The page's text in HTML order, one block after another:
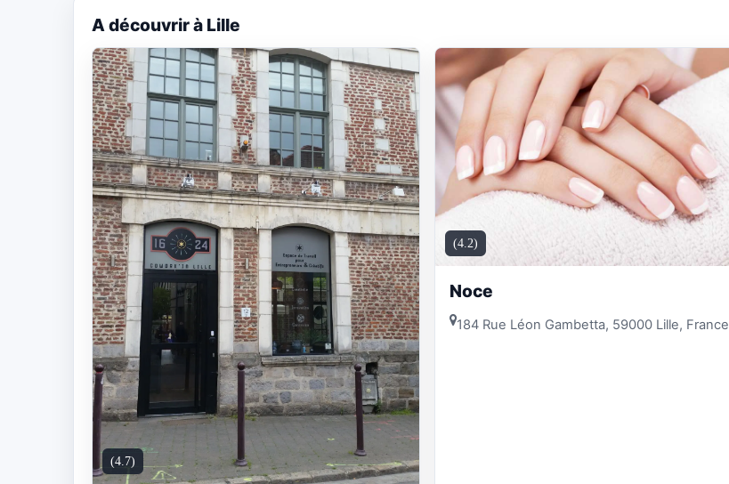
A découvrir à Lille
(4.7)
(4.2)
Noce
184 Rue Léon Gambetta, 59000 Lille, France